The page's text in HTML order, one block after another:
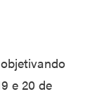
e 20 de